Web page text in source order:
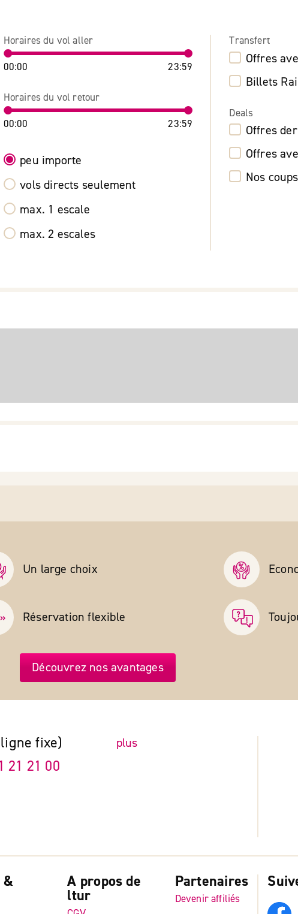
Horaires du vol aller
00:00 23:59
Horaires du vol retour
00:00 23:59
peu importe
vols directs seulement
max. 1 escale
max. 2 escales
Transfert
Offres
Billets
Deals
Offres
Offres
Nos
Un large choix
Réservation flexible
Découvrez nos avantages
fixe) plus
21 21 00
& A propos de
ltur
Partenaires
Devenir affiliés